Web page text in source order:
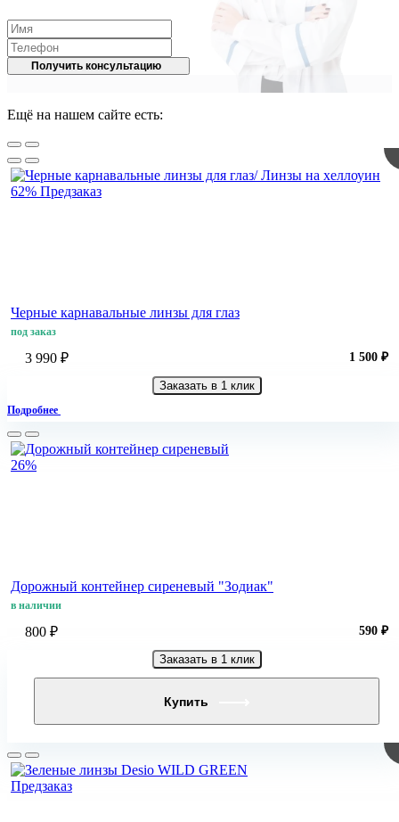
Получить консультацию
Ещё на нашем сайте есть:
62% Предзаказ
Черные карнавальные линзы для глаз
под заказ
3 990 ₽ 1 500 ₽
Заказать в 1 клик
Подробнее
26%
Дорожный контейнер сиреневый "Зодиак"
в наличии
800 ₽ 590 ₽
Заказать в 1 клик
Предзаказ